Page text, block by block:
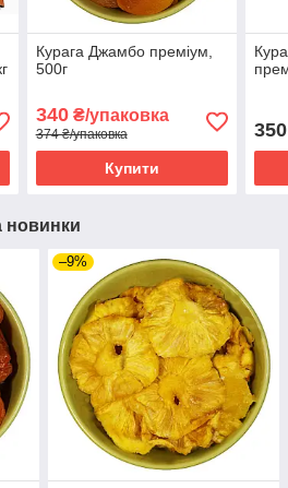
Курага Джамбо преміум,
500г
340₴/упаковка
374 ₴/упаковка
Купити
350
новинки
–9%